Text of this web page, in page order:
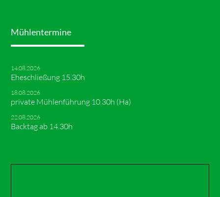
Mühlentermine
14.08.2026
Eheschließung 15.30h
18.08.2026
private Mühlenführung 10.30h (Ha)
22.08.2026
Backtag ab 14.30h